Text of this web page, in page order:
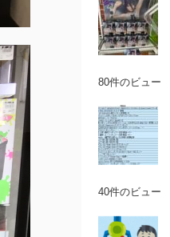
80件のビュー
40件のビュー